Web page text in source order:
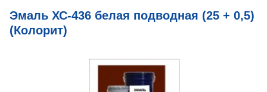
Эмаль ХС-436 белая подводная (25 + 0,5)
(Колорит)